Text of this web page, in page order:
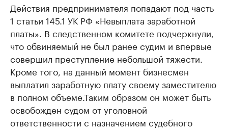
Действия предпринимателя попадают под часть
1 статьи 145.1 УК РФ «Невыплата заработной
платы». В следственном комитете подчеркнули,
что обвиняемый не был ранее судим и впервые
совершил преступление небольшой тяжести.
Кроме того, на данный момент бизнесмен
выплатил заработную плату своему заместителю
в полном объеме.Таким образом он может быть
освобожден судом от уголовной
ответственности с назначением судебного